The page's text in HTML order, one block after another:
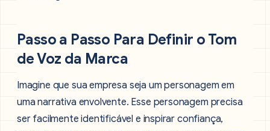
Passo a Passo Para Definir o Tom
de Voz da Marca
Imagine que sua empresa seja um personagem em
uma narrativa envolvente. Esse personagem precisa
ser facilmente identificável e inspirar confiança,